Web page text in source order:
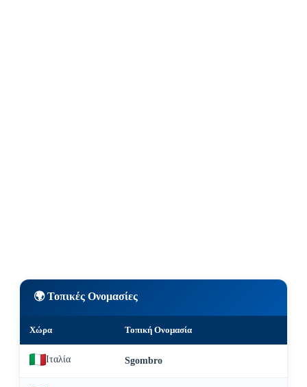
🌍 Τοπικές Ονομασίες
Χώρα Τοπική Ονομασία
Ιταλία Sgombro